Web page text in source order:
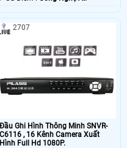
Đầu Ghi Hình Thông Minh SNVR-
C6116 , 16 Kênh Camera Xuất
Hình Full Hd 1080P.
2707